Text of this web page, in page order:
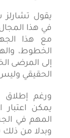
يقول
في هذا
مع هذا
الخطوط،
إلى المرضى
الحقيقي
ورغم إطلاق
يمكن
المهم في
وبدلا من